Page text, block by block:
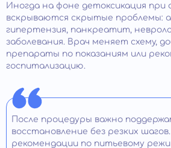
Иногда на фоне детоксикация при
вскрываются скрытые проблемы:
гипертензия, панкреатит,
заболевания. Врач меняет схему,
препараты по показаниям или
госпитализацию.
После процедуры важно
восстановление без резких
рекомендации по питьевому